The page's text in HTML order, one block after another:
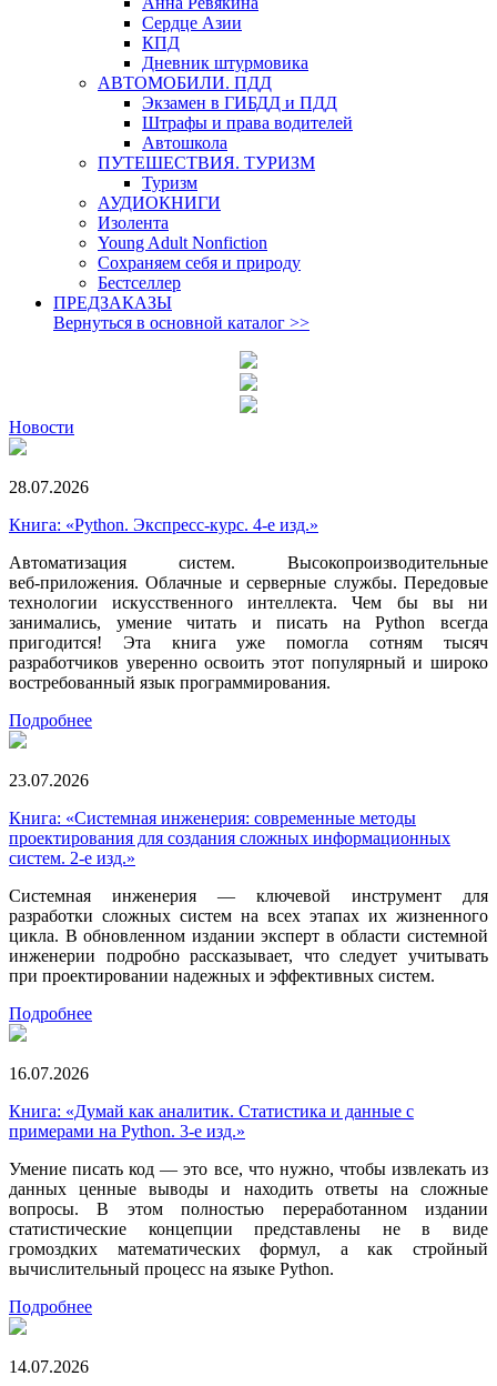
Сердце Азии
КПД
Дневник штурмовика
АВТОМОБИЛИ. ПДД
Экзамен в ГИБДД и ПДД
Штрафы и права водителей
Автошкола
ПУТЕШЕСТВИЯ. ТУРИЗМ
Туризм
АУДИОКНИГИ
Изолента
Young Adult Nonfiction
Сохраняем себя и природу
Бестселлер
ПРЕДЗАКАЗЫ
Вернуться в основной каталог >>
Новости
28.07.2026
Книга: «Python. Экспресс‑курс. 4-е изд.»
Автоматизация систем. Высокопроизводительные
веб‑приложения. Облачные и серверные службы. Передовые
технологии искусственного интеллекта. Чем бы вы ни
занимались, умение читать и писать на Python всегда
пригодится! Эта книга уже помогла сотням тысяч
разработчиков уверенно освоить этот популярный и широко
востребованный язык программирования.
Подробнее
23.07.2026
Книга: «Системная инженерия: современные методы
проектирования для создания сложных информационных
систем. 2-е изд.»
Системная инженерия — ключевой инструмент для
разработки сложных систем на всех этапах их жизненного
цикла. В обновленном издании эксперт в области системной
инженерии подробно рассказывает, что следует учитывать
при проектировании надежных и эффективных систем.
Подробнее
16.07.2026
Книга: «Думай как аналитик. Статистика и данные с
примерами на Python. 3-е изд.»
Умение писать код — это все, что нужно, чтобы извлекать из
данных ценные выводы и находить ответы на сложные
вопросы. В этом полностью переработанном издании
статистические концепции представлены не в виде
громоздких математических формул, а как стройный
вычислительный процесс на языке Python.
Подробнее
14.07.2026